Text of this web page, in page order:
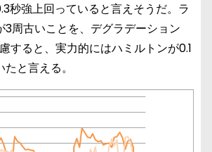
秒強上回っていると言えそうだ。ラ
3周古いことを、デグラデーション
ると、実力的にはハミルトンが0.1
と言える。